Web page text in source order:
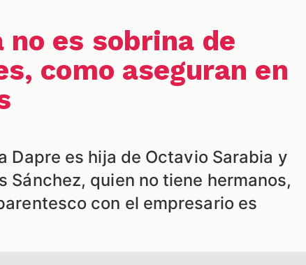
no es sobrina de
como aseguran en
Dapre es hija de Octavio Sarabia y
Sánchez, quien no tiene hermanos,
con el empresario es